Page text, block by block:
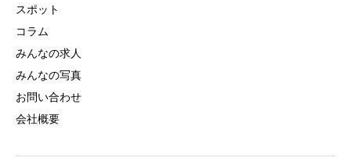
スポット
コラム
みんなの求人
みんなの写真
お問い合わせ
会社概要